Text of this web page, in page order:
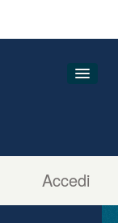
Accedi